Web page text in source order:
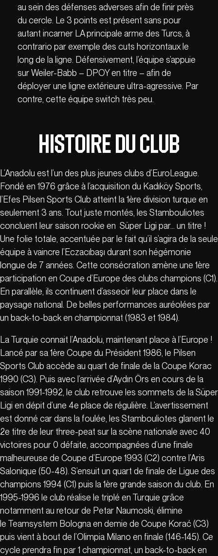
au sein des défenses adverses afin de finir près
du cercle. Le 3 points est présent sans pour
autant incarner LA principale arme des Turcs, à
contrario par exemple des cuts horizontaux le
long de la ligne. Défensivement, l’équipe s’appuie
sur Weiler-Babb – DPOY en titre – afin de
déployer une ligne extérieure ultra-agressive. Par
contre, cette équipe switch très peu.
Histoire du club
L’Anadolu est l’un des plus jeunes clubs d’EuroLeague.
Fondé en 1976 grâce à l’acquisition du Kadıköy Sports,
l’Efes Pilsen Sports Club atteint la 1ère division turque en
seulement 3 ans. Tout juste montés, les Stambouliotes
concluent leur saison rookie en Süper Ligi par… un titre !
Une folie totale, accentuée par le fait qu’il s’agira de la seule
équipe à vaincre l’Eczacıbaşı durant son hégémonie
longue de 7 années. Cette consécration amène une 1ère
participation en Coupe d’Europe des clubs champions (C1).
En parallèle, ils continuent d’asseoir leur place dans le
paysage national. De belles performances auréolées par
un back-to-back en championnat (1983 et 1984).
La Turquie connait l’Anadolu, maintenant place à l’Europe !
Lancé par sa 1ère Coupe du Président 1986, le Pilsen
Sports Club accède au quart de finale de la Coupe Korac
1990 (C3). Puis avec l’arrivée d’Aydın Örs en cours de la
saison 1991-1992, le club retrouve les sommets de la Süper
Ligi en dépit d’une 4e place de régulière. L’avertissement
est donné car dans la foulée, les Stambouliotes glanent le
2e titre de leur three-peat sur la scène nationale avec 40
victoires pour 0 défaite, accompagnées d’une finale
malheureuse de Coupe d’Europe 1993 (C2) contre l’Aris
Salonique (50-48). S’ensuit un quart de finale de Ligue des
champions 1994 (C1) puis la 1ère grande saison du club. En
1995-1996 le club réalise le triplé en Turquie grâce
notamment au retour de Petar Naumoski, élimine
le Teamsystem Bologna en demie de Coupe Korać (C3)
puis vient à bout de l’Olimpia Milano en finale (146-145). Ce
cycle prendra fin par 1 championnat, un back-to-back en